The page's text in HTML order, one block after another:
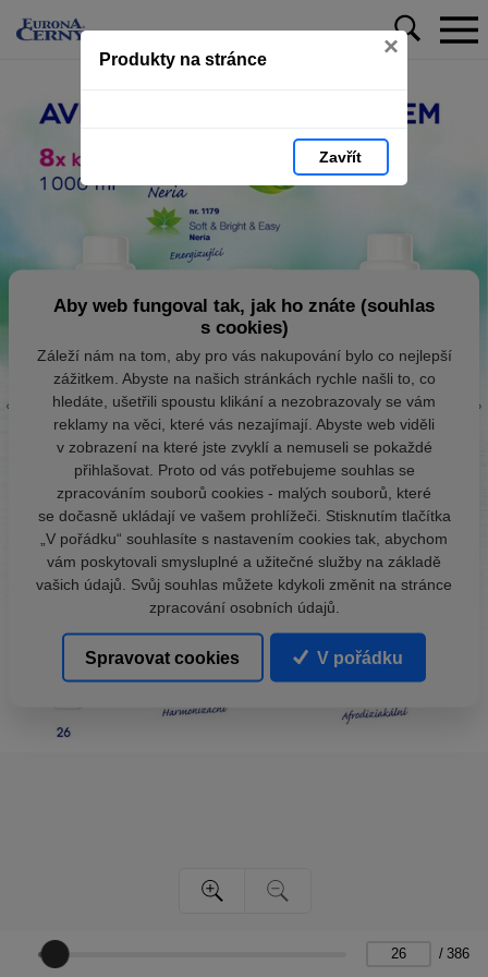
Produkty na stránce ×
Zavřít
/ 386
Aby web fungoval tak, jak ho znáte (souhlas
s cookies)
Záleží nám na tom, aby pro vás nakupování bylo co nejlepší
zážitkem. Abyste na našich stránkách rychle našli to, co
hledáte, ušetřili spoustu klikání a nezobrazovaly se vám
reklamy na věci, které vás nezajímají. Abyste web viděli
v zobrazení na které jste zvyklí a nemuseli se pokaždé
přihlašovat. Proto od vás potřebujeme souhlas se
zpracováním souborů cookies - malých souborů, které
se dočasně ukládají ve vašem prohlížeči. Stisknutím tlačítka
„V pořádku“ souhlasíte s nastavením cookies tak, abychom
vám poskytovali smysluplné a užitečné služby na základě
vašich údajů. Svůj souhlas můžete kdykoli změnit na stránce
zpracování osobních údajů.
Spravovat cookies V pořádku